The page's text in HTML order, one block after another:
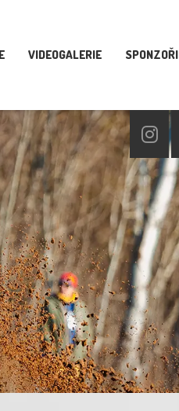
VIDEOGALERIE SPONZOŘI